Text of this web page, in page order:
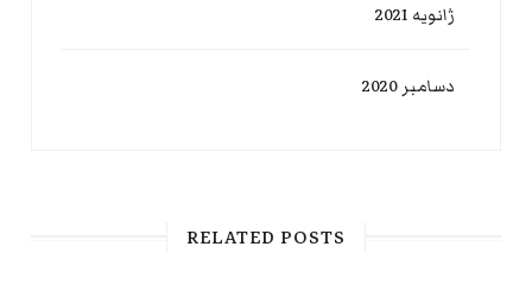
ژانویه 2021
دسامبر 2020
RELATED POSTS